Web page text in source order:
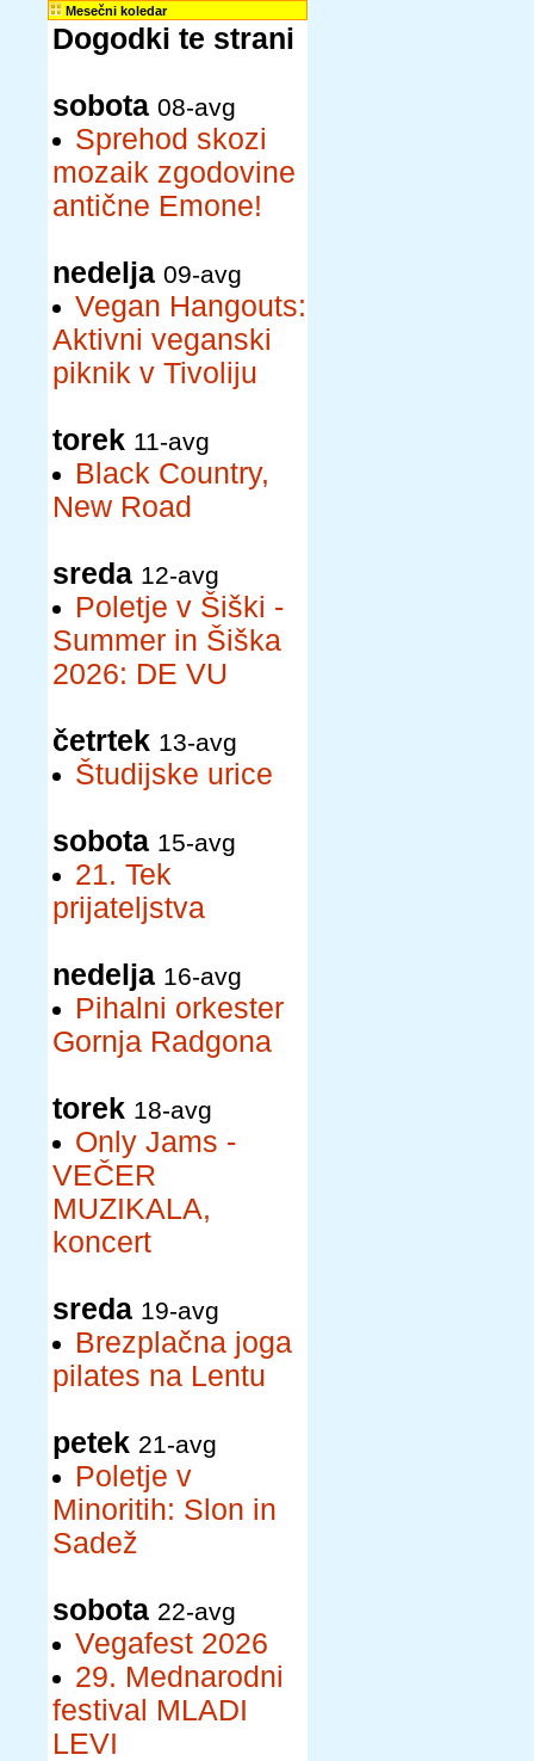
Mesečni koledar
Dogodki te strani
sobota 08-avg
Sprehod skozi
mozaik zgodovine
antične Emone!
nedelja 09-avg
Vegan Hangouts:
Aktivni veganski
piknik v Tivoliju
torek 11-avg
Black Country,
New Road
sreda 12-avg
Poletje v Šiški -
Summer in Šiška
2026: DE VU
četrtek 13-avg
Študijske urice
sobota 15-avg
21. Tek
prijateljstva
nedelja 16-avg
Pihalni orkester
Gornja Radgona
torek 18-avg
Only Jams -
VEČER
MUZIKALA,
koncert
sreda 19-avg
Brezplačna joga
pilates na Lentu
petek 21-avg
Poletje v
Minoritih: Slon in
Sadež
sobota 22-avg
Vegafest 2026
29. Mednarodni
festival MLADI
LEVI